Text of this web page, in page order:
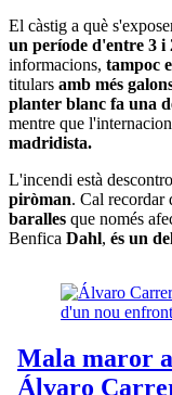
El càstig a què
un període d'entre 3 i
informacions, tampoc
titulars amb més
planter blanc fa una
mentre que
madridista.
L'incendi està
piròman. Cal recordar
baralles que només
Benfica Dahl, és un